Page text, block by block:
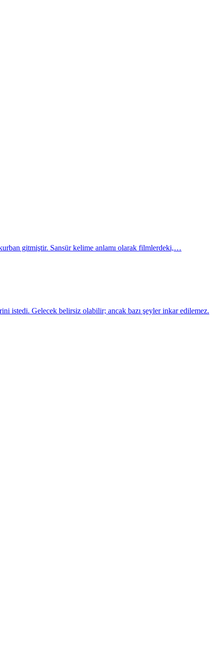
gitmiştir. Sansür kelime anlamı olarak filmlerdeki,…
istedi. Gelecek belirsiz olabilir; ancak bazı şeyler inkar edilemez.